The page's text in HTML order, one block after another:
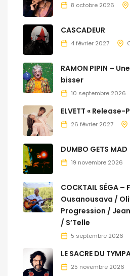
8 octobre 2026
CASCADEUR
4 février 2027
RAMON PIPIN –
bisser
10 septembre 2026
ELVETT « Release-
26 février 2027
DUMBO GETS MAD
19 novembre 2026
COCKTAIL SÉGA
Ousanousava /
Progression /
/ S’Telle
5 septembre 2026
LE SACRE DU
25 novembre 2026